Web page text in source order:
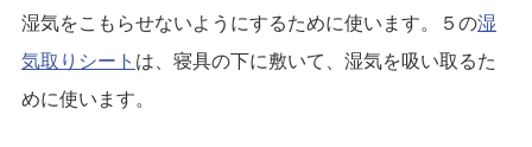
湿気をこもらせないようにするために使います。５の湿
気取りシート は、寝具の下に敷いて、湿気を吸い取るた
めに使います。